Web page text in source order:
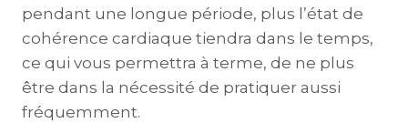
pendant une longue période, plus l’état de
cohérence cardiaque tiendra dans le temps,
ce qui vous permettra à terme, de ne plus
être dans la nécessité de pratiquer aussi
fréquemment.